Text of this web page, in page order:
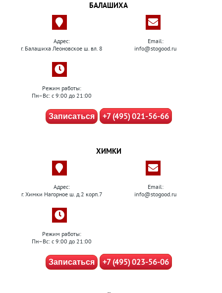
БАЛАШИХА
Адрес:
г. Балашиха Леоновское ш. вл. 8
Email:
info@stogood.ru
Режим работы:
Пн–Вс: с 9:00 до 21:00
Записаться +7 (495) 021-56-66
ХИМКИ
Адрес:
г. Химки Нагорное ш. д.2 корп.7
Email:
info@stogood.ru
Режим работы:
Пн–Вс: с 9:00 до 21:00
Записаться +7 (495) 023-56-06